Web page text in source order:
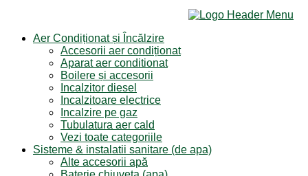
Aer Condiționat și Încălzire
Accesorii aer condiționat
Aparat aer conditionat
Boilere și accesorii
Incalzitor diesel
Incalzitoare electrice
Incalzire pe gaz
Tubulatura aer cald
Vezi toate categoriile
Sisteme & instalatii sanitare (de apa)
Alte accesorii apă